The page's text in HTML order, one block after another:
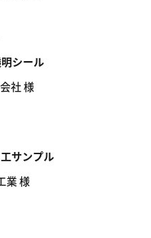
シール
社 様
サンプル
業 様